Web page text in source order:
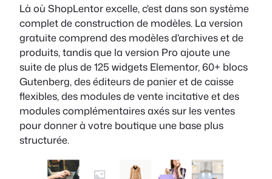
Là où ShopLentor excelle, c'est dans son système
complet de construction de modèles. La version
gratuite comprend des modèles d'archives et de
produits, tandis que la version Pro ajoute une
suite de plus de 125 widgets Elementor, 60+ blocs
Gutenberg, des éditeurs de panier et de caisse
flexibles, des modules de vente incitative et des
modules complémentaires axés sur les ventes
pour donner à votre boutique une base plus
structurée.